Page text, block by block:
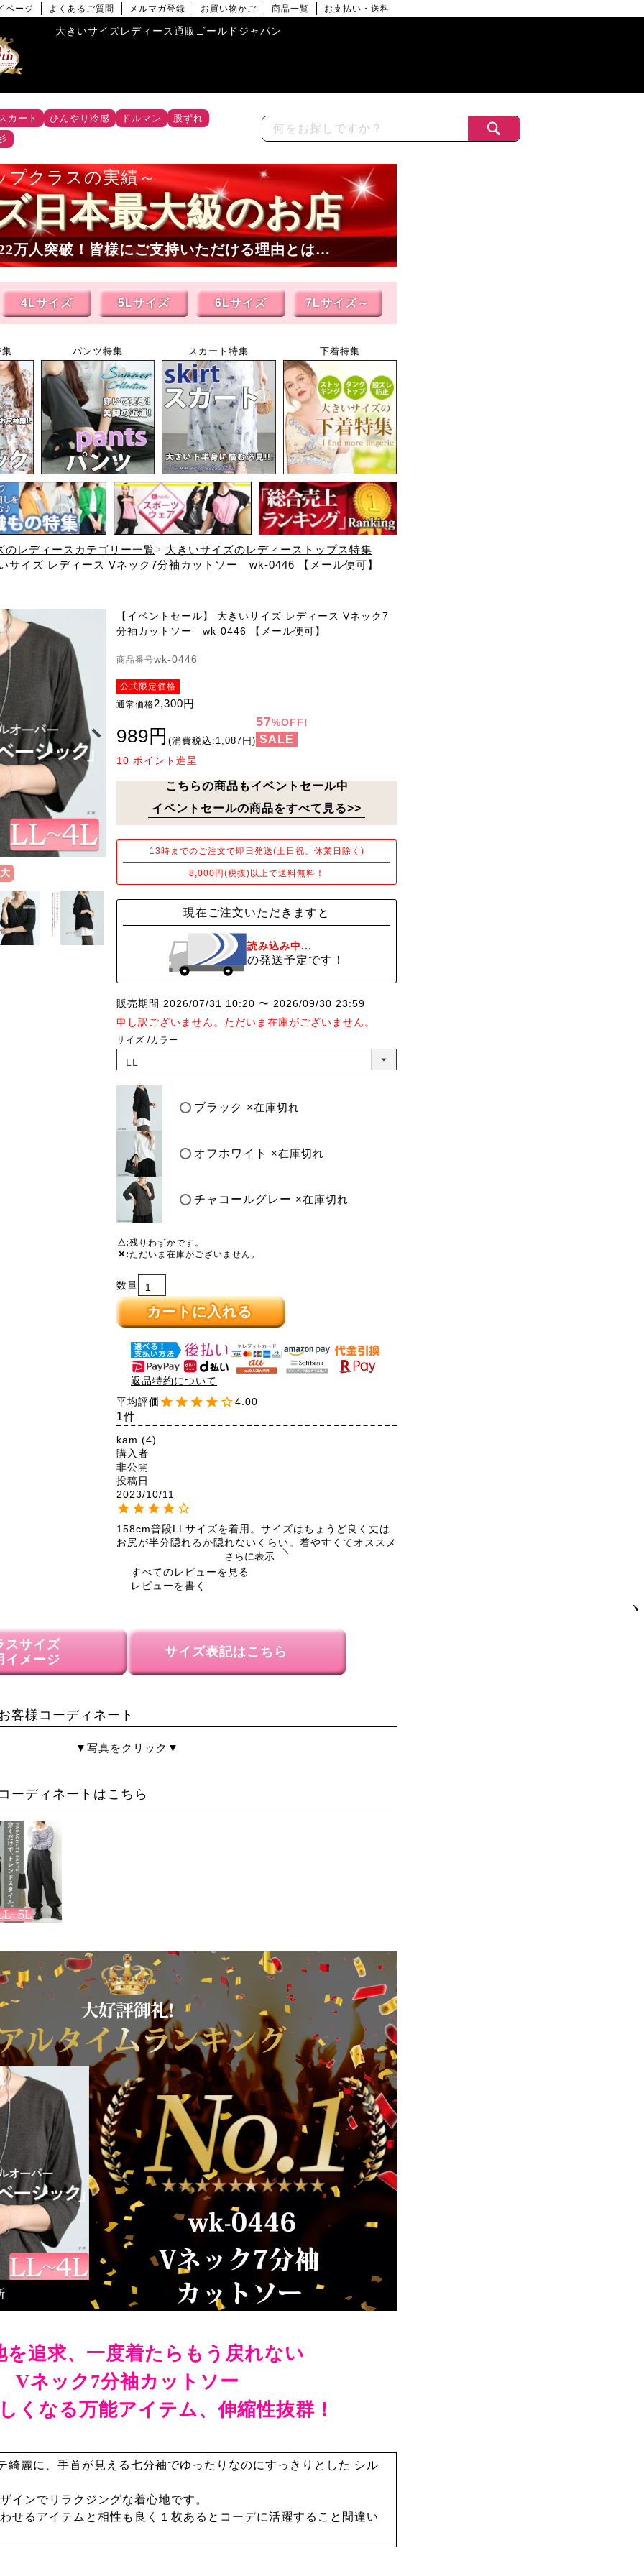
ページ よくあるご質問 メルマガ登録 お買い物かご 商品一覧 お支払い・送料
大きいサイズレディース通販ゴールドジャパン
カート ひんやり冷感 ドルマン
股ずれ
プクラスの実績
日本最大級のお店
万人突破！皆様にご支持いただける理由とは…
4Lサイズ 5Lサイズ 6Lサイズ 7Lサイズ～
パンツ特集 スカート特集 下着特集
のレディースカテゴリー一覧
大きいサイズのレディーストップス特集
サイズ レディース Vネック7分袖カットソー wk-0446 【メール便可】
【イベントセール】 大きいサイズ レディース Vネック7
分袖カットソー wk-0446 【メール便可】
商品番号wk-0446
公式限定価格
通常価格2,300円
989円 (消費税込:1,087円)
57%OFF!
SALE
10 ポイント進呈
こちらの商品もイベントセール中
イベントセールの商品をすべて見る>>
13時までのご注文で即日発送(土日祝、休業日除く)
8,000円(税抜)以上で送料無料！
現在ご注文いただきますと
読み込み中...
の発送予定です！
販売期間 2026/07/31 10:20 〜 2026/09/30 23:59
申し訳ございません。ただいま在庫がございません。
サイズ カラー
ブラック ×在庫切れ
オフホワイト ×在庫切れ
チャコールグレー ×在庫切れ
△ 残りわずかです。
✕ ただいま在庫がございません。
カートに入れる
返品特約について
4.00
1
kam
4
購入者
非公開
投稿日
2023/10/11
158cm普段LLサイズを着用。サイズはちょうど良く丈は
お尻が半分隠れるか隠れないくらい。着やすくてオススメ
さらに表示
すべてのレビューを見る
レビューを書く
スサイズ
イメージ
サイズ表記はこちら
客様コーディネート
▼写真をクリック▼
ーディネートはこちら
を追求、一度着たらもう戻れない
Vネック7分袖カットソー
くなる万能アイテム、伸縮性抜群！
綺麗に、手首が見える七分袖でゆったりなのにすっきりとした シル
インでリラクジングな着心地です。
せるアイテムと相性も良く１枚あるとコーデに活躍すること間違い